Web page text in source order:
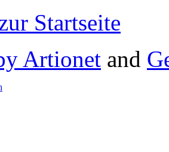
Startseite
Artionet and